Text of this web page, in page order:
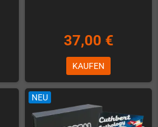
37,00 €
KAUFEN
NEU